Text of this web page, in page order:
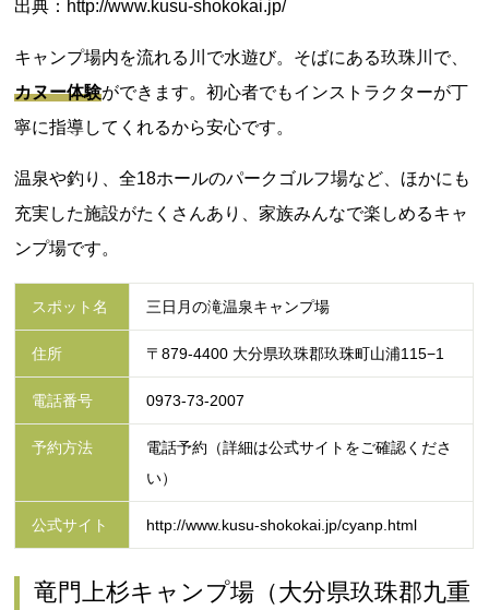
出典：http://www.kusu-shokokai.jp/
キャンプ場内を流れる川で水遊び。そばにある玖珠川で、
カヌー体験ができます。初心者でもインストラクターが丁
寧に指導してくれるから安心です。
温泉や釣り、全18ホールのパークゴルフ場など、ほかにも
充実した施設がたくさんあり、家族みんなで楽しめるキャ
ンプ場です。
スポット名 三日月の滝温泉キャンプ場
住所 〒879-4400 大分県玖珠郡玖珠町山浦115−1
電話番号 0973-73-2007
予約方法
電話予約（詳細は公式サイトをご確認くださ
い）
公式サイト http://www.kusu-shokokai.jp/cyanp.html
竜門上杉キャンプ場（大分県玖珠郡九重